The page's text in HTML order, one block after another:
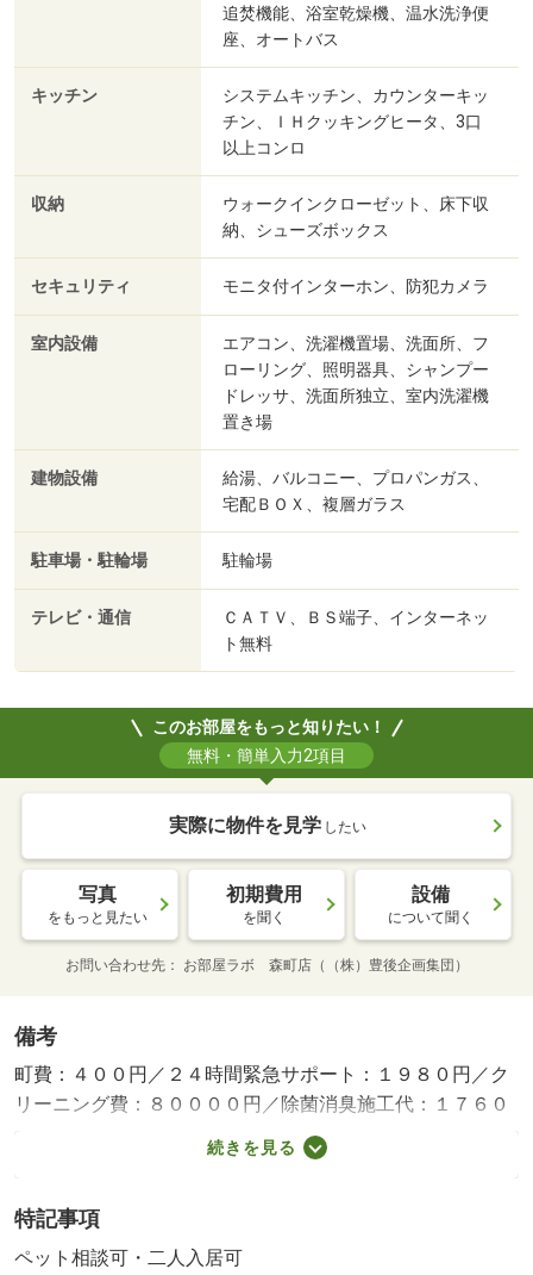
追焚機能、浴室乾燥機、温水洗浄便
座、オートバス
キッチン
システムキッチン、カウンターキッ
チン、ＩＨクッキングヒータ、3口
以上コンロ
収納
ウォークインクローゼット、床下収
納、シューズボックス
セキュリティ モニタ付インターホン、防犯カメラ
室内設備
エアコン、洗濯機置場、洗面所、フ
ローリング、照明器具、シャンプー
ドレッサ、洗面所独立、室内洗濯機
置き場
建物設備
給湯、バルコニー、プロパンガス、
宅配ＢＯＸ、複層ガラス
駐車場・駐輪場 駐輪場
テレビ・通信
ＣＡＴＶ、ＢＳ端子、インターネッ
ト無料
このお部屋をもっと知りたい！
無料・簡単入力2項目
実際に物件を見学 したい
写真
をもっと見たい
初期費用
を聞く
設備
について聞く
お問い合わせ先 お部屋ラボ 森町店（（株）豊後企画集団）
備考
町費：４００円／２４時間緊急サポート：１９８０円／ク
リーニング費：８００００円／除菌消臭施工代：１７６０
０円／ファイテック：１３８６０円／鍵設定費用：３３０
０円／更新事務手数料：２２０００円 ペット飼育可の１
用料不要！さらには追炊き、浴室乾燥、ＴＶモニターフォ
ン、エアコン２台付いてます！・賃貸保証等：加入要（契
続きを見る
特記事項
ペット相談可・二人入居可